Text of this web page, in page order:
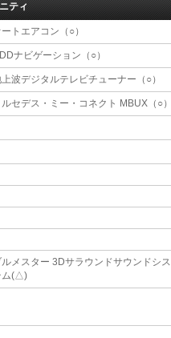
ティ
ートエアコン（○）
ナビゲーション（○）
波デジタルテレビチューナー（○）
ルセデス・ミー・コネクト MBUX（○）
ルメスター 3Dサラウンドサウンドシス
ム(△)